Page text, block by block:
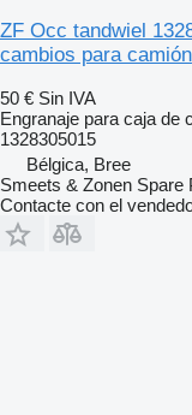
ZF Occ tandwiel
cambios para camión
50 € Sin IVA
Engranaje para caja de
1328305015
Bélgica, Bree
Smeets & Zonen Spare
Contacte con el